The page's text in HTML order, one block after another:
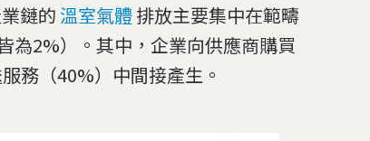
鏈的 溫室氣體 排放主要集中在範疇
為2%）。其中，企業向供應商購買
務（40%）中間接產生。